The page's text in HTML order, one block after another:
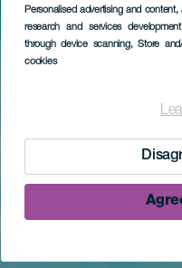
Personalised advertising and
research and services development
through device scanning, Store
cookies